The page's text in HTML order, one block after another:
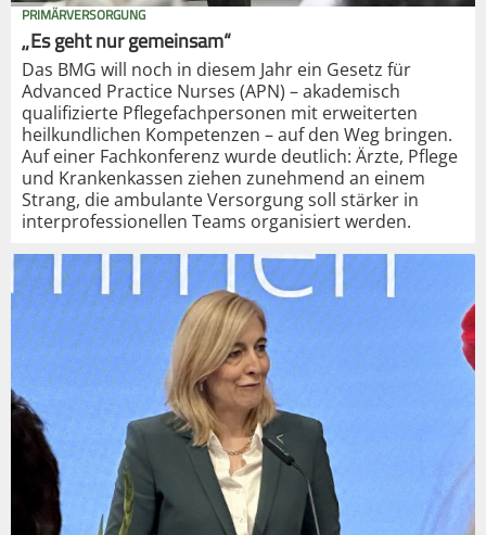
PRIMÄRVERSORGUNG
„Es geht nur gemeinsam“
Das BMG will noch in diesem Jahr ein Gesetz für
Advanced Practice Nurses (APN) – akademisch
qualifizierte Pflegefachpersonen mit erweiterten
heilkundlichen Kompetenzen – auf den Weg bringen.
Auf einer Fachkonferenz wurde deutlich: Ärzte, Pflege
und Krankenkassen ziehen zunehmend an einem
Strang, die ambulante Versorgung soll stärker in
interprofessionellen Teams organisiert werden.